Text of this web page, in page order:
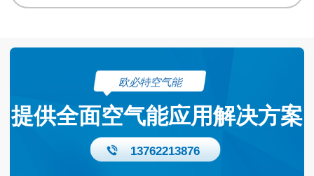
欧必特空气能
提供全面空气能应用解决方案
13762213876